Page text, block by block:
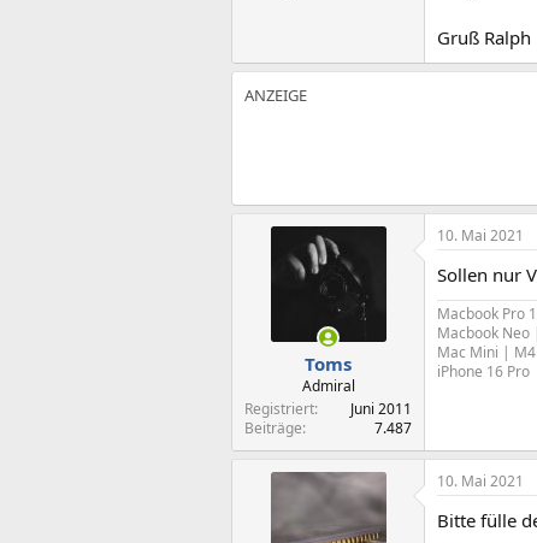
Gruß Ralph
Toms
Admiral
Registriert
Juni 2011
Beiträge
7.487
10. Mai 2021
Sollen nur
Macbook Pro
Macbook
Mac Mini |
iPhone 16 Pro
10. Mai 2021
Bitte fülle